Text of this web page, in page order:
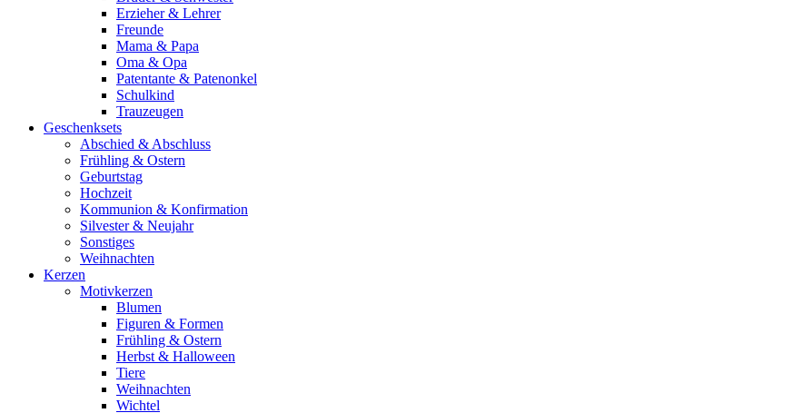
Erzieher & Lehrer
Freunde
Mama & Papa
Oma & Opa
Patentante & Patenonkel
Schulkind
Trauzeugen
Geschenksets
Abschied & Abschluss
Frühling & Ostern
Geburtstag
Hochzeit
Kommunion & Konfirmation
Silvester & Neujahr
Sonstiges
Weihnachten
Kerzen
Motivkerzen
Blumen
Figuren & Formen
Frühling & Ostern
Herbst & Halloween
Tiere
Weihnachten
Wichtel